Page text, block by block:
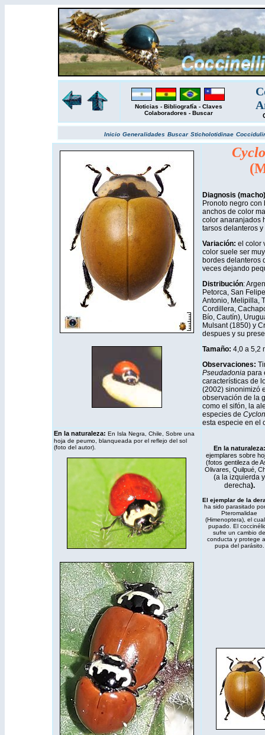
Noticias - Bibliografía - Claves
Colaboradores - Buscar
Inicio Generalidades Buscar Sticholotidinae
Diagnosis (macho)
Pronoto negro
anchos de color
color anaranjados
tarsos delanteros
Variación: el color
color suele ser
bordes delanteros
veces dejando
Distribución:
Petorca, San
Antonio, Melipilla,
Cordillera,
Bío, Cautín),
Mulsant (1850) y
despues y su
Tamaño: 4,0 a 5,2
Observaciones:
Pseudadoniapara
características de
(2002) sinonimizó
observación de la
como el sifón, la
especies de
esta especie en el
En la naturaleza: En Isla Negra, Chile, Sobre una
hoja de peumo, blanqueada por el reflejo del sol
(foto del autor).
En la naturaleza:
ejemplares sobre
(fotos gentileza de
Olivares, Quilpué,
(a la izquierda y
derecha).
El ejemplar de la
ha sido parasitado
Pteromalidae
(Himenoptera), el
pupado. El
sufre un cambio de
conducta y protege
pupa del parásito.